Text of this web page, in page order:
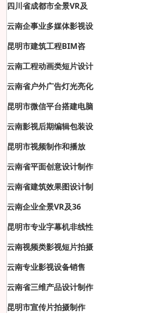
四川省成都市全景VR及
云南企事业多媒体影视设
昆明市建筑工程BIM咨
云南工程动画类短片设计
云南省户外广告灯光亮化
昆明市微信平台搭建电脑
云南影视后期编辑包装设
昆明市视频制作和播放
云南省平面创意设计制作
云南省建筑效果图设计制
云南企业全景VR及36
昆明市专业字幕机非线性
云南视频类影视短片拍摄
云南专业影视设备销售
云南省三维产品设计制作
昆明市宣传片拍摄制作